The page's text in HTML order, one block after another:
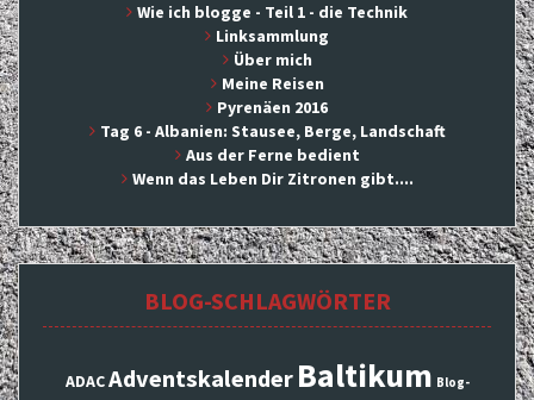
Wie ich blogge - Teil 1 - die Technik
Linksammlung
Über mich
Meine Reisen
Pyrenäen 2016
Tag 6 - Albanien: Stausee, Berge, Landschaft
Aus der Ferne bedient
Wenn das Leben Dir Zitronen gibt....
BLOG-SCHLAGWÖRTER
ADACAdventskalender Baltikum Blog-